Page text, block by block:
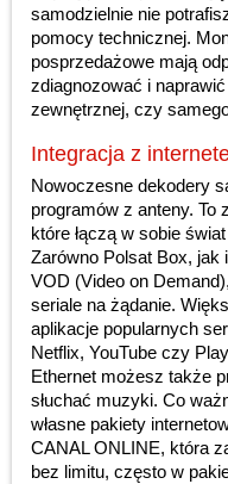
samodzielnie nie
pomocy technicznej.
posprzedażowe mają
zdiagnozować i
zewnętrznej, czy
Integracja z
Nowoczesne dekodery
programów z anteny. To
które łączą w sobie
Zarówno Polsat Box, jak
VOD (Video on
seriale na żądanie.
aplikacje popularnych
Netflix, YouTube czy
Ethernet możesz także
słuchać muzyki. Co
własne pakiety
CANAL ONLINE, która
bez limitu, często w